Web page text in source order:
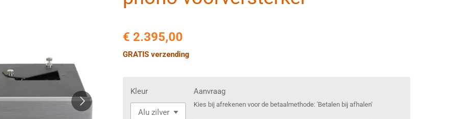
€ 2.395,00
GRATIS verzending
Kleur Aanvraag
Kies bij afrekenen voor de betaalmethode: 'Betalen bij afhalen'